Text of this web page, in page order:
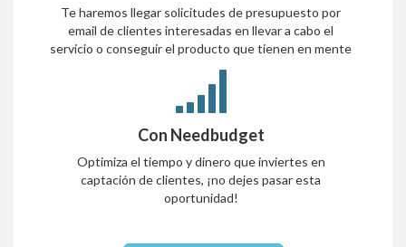
Te haremos llegar solicitudes de presupuesto por
email de clientes interesadas en llevar a cabo el
servicio o conseguir el producto que tienen en mente
Con Needbudget
Optimiza el tiempo y dinero que inviertes en
captación de clientes, ¡no dejes pasar esta
oportunidad!